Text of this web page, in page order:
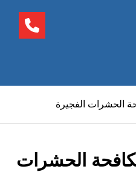
الحشرات الفجيرة
الحشرات